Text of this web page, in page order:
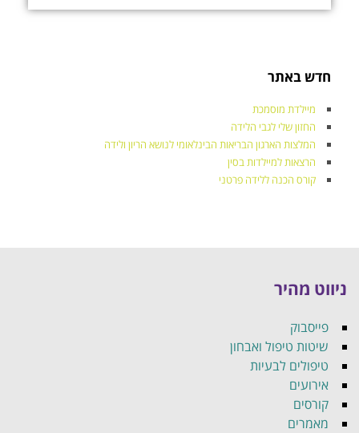
חדש באתר
מיילדת מוסמכת
החזון שלי לגבי הלידה
המלצות הארגון הבריאות הבינלאומי לנושא הריון ולידה
הרצאות למיילדות בסין
קורס הכנה ללידה פרטני
ניווט מהיר
פייסבוק
שיטות טיפול ואבחון
טיפולים לבעיות
אירועים
קורסים
מאמרים